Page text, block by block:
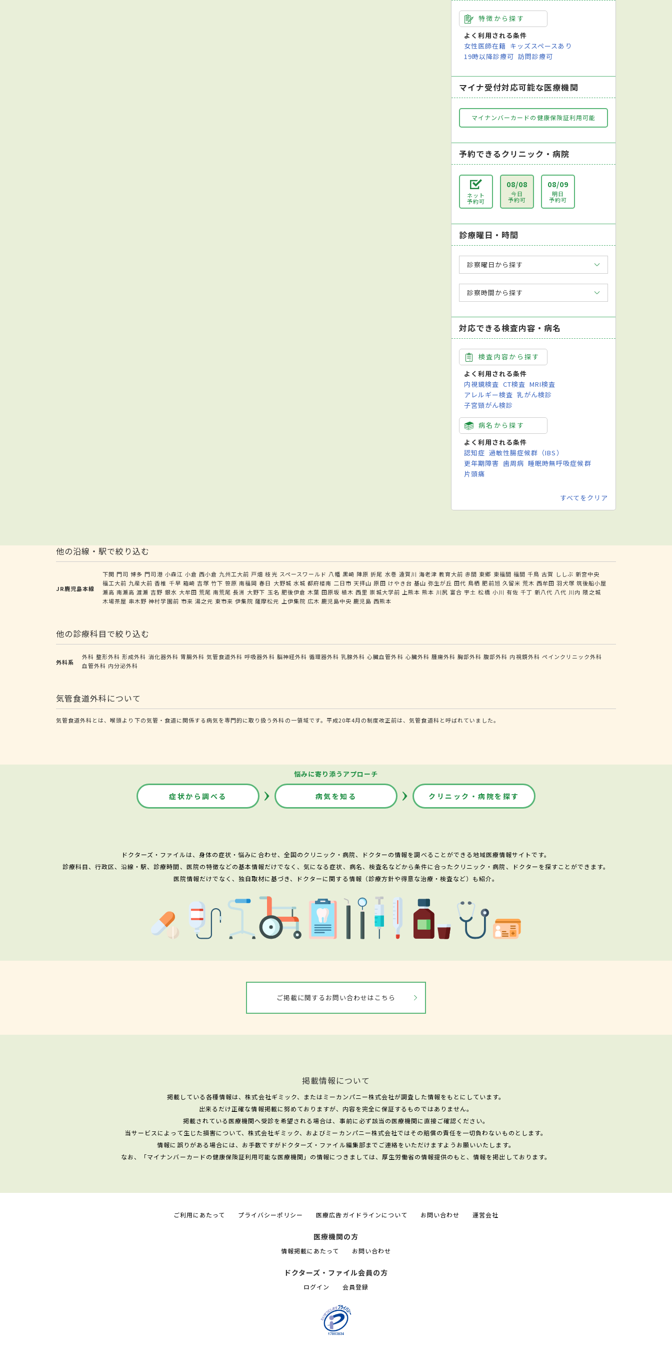
特徴から探す
よく利用される条件
女性医師在籍 キッズスペースあり
19時以降診療可 訪問診療可
マイナ受付対応可能な医療機関
マイナンバーカードの健康保険証利用可能
予約できるクリニック・病院
ネット
予約可
08/08
今日
予約可
08/09
明日
予約可
診療曜日・時間
診察曜日から探す
診察時間から探す
対応できる検査内容・病名
検査内容から探す
よく利用される条件
内視鏡検査 CT検査 MRI検査
アレルギー検査 乳がん検診
子宮頸がん検診
病名から探す
よく利用される条件
認知症 過敏性腸症候群（IBS）
更年期障害 歯周病 睡眠時無呼吸症候群
片頭痛
すべてをクリア
他の沿線・駅で絞り込む
JR鹿児島本線
下関 門司 博多 門司港 小森江 小倉 西小倉 九州工大前 戸畑 枝光 スペースワールド 八幡 黒崎 陣原 折尾 水巻 遠賀川 海老津 教育大前 赤間 東郷 東福間 福間 千鳥 古賀 ししぶ 新宮中央
福工大前 九産大前 香椎 千早 箱崎 吉塚 竹下 笹原 南福岡 春日 大野城 水城 都府楼南 二日市 天拝山 原田 けやき台 基山 弥生が丘 田代 鳥栖 肥前旭 久留米 荒木 西牟田 羽犬塚 筑後船小屋
瀬高 南瀬高 渡瀬 吉野 銀水 大牟田 荒尾 南荒尾 長洲 大野下 玉名 肥後伊倉 木葉 田原坂 植木 西里 崇城大学前 上熊本 熊本 川尻 富合 宇土 松橋 小川 有佐 千丁 新八代 八代 川内 隈之城
木場茶屋 串木野 神村学園前 市来 湯之元 東市来 伊集院 薩摩松元 上伊集院 広木 鹿児島中央 鹿児島 西熊本
他の診療科目で絞り込む
外科系
外科 整形外科 形成外科 消化器外科 胃腸外科 気管食道外科 呼吸器外科 脳神経外科 循環器外科 乳腺外科 心臓血管外科 心臓外科 腫瘍外科 胸部外科 腹部外科 内視鏡外科 ペインクリニック外科
血管外科 内分泌外科
気管食道外科について
気管食道外科とは、喉頭より下の気管・食道に関係する病気を専門的に取り扱う外科の一領域です。平成20年4月の制度改正前は、気管食道科と呼ばれていました。
悩みに寄り添うアプローチ
症状から調べる 病気を知る クリニック・病院を探す
ドクターズ・ファイルは、身体の症状・悩みに合わせ、全国のクリニック・病院、ドクターの情報を調べることができる地域医療情報サイトです。
診療科目、行政区、沿線・駅、診療時間、医院の特徴などの基本情報だけでなく、気になる症状、病名、検査名などから条件に合ったクリニック・病院、ドクターを探すことができます。
医院情報だけでなく、独自取材に基づき、ドクターに関する情報（診療方針や得意な治療・検査など）も紹介。
ご掲載に関するお問い合わせはこちら
掲載情報について
掲載している各種情報は、株式会社ギミック、またはミーカンパニー株式会社が調査した情報をもとにしています。
出来るだけ正確な情報掲載に努めておりますが、内容を完全に保証するものではありません。
掲載されている医療機関へ受診を希望される場合は、事前に必ず該当の医療機関に直接ご確認ください。
当サービスによって生じた損害について、株式会社ギミック、およびミーカンパニー株式会社ではその賠償の責任を一切負わないものとします。
情報に誤りがある場合には、お手数ですがドクターズ・ファイル編集部までご連絡をいただけますようお願いいたします。
なお、「マイナンバーカードの健康保険証利用可能な医療機関」の情報につきましては、厚生労働省の情報提供のもと、情報を掲出しております。
ご利用にあたって プライバシーポリシー 医療広告ガイドラインについて お問い合わせ 運営会社
医療機関の方
情報掲載にあたって お問い合わせ
ドクターズ・ファイル会員の方
ログイン 会員登録